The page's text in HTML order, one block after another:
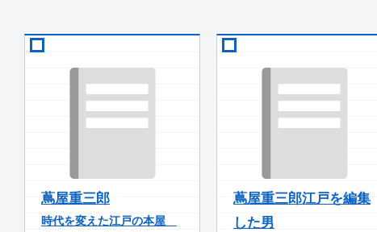
蔦屋重三郎
時代を変えた江戸の本屋
蔦屋重三郎江戸を編集
した男